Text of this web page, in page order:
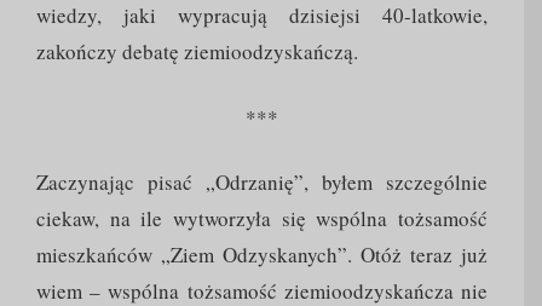
wiedzy, jaki wypracują dzisiejsi 40-latkowie,
zakończy debatę ziemioodzyskańczą.
***
Zaczynając pisać „Odrzanię”, byłem szczególnie
ciekaw, na ile wytworzyła się wspólna tożsamość
mieszkańców „Ziem Odzyskanych”. Otóż teraz już
wiem – wspólna tożsamość ziemioodzyskańcza nie